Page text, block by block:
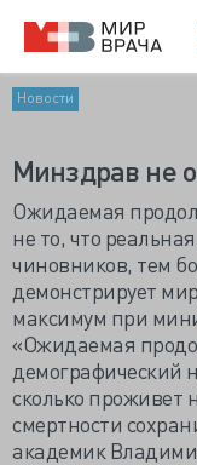
Новости
Минздрав не
Ожидаемая
не то, что
чиновников, тем
демонстрирует
максимум при
«Ожидаемая
демографический
сколько проживет
смертности
академик